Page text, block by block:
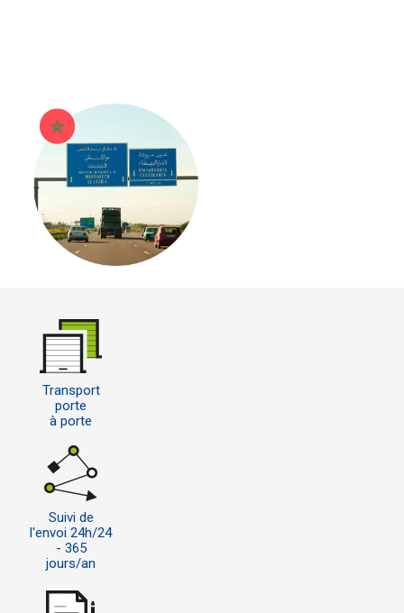
Transport
porte
à porte
Suivi de
l'envoi 24h/24
- 365
jours/an